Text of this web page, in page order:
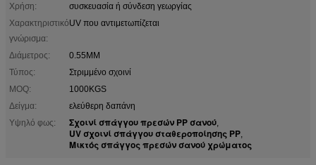
Χρήση:
συσκευασία ή σύνδεση γεωργίας
Χαρακτηριστικό
γνώρισμα:
UV που αντιμετωπίζεται
Διάμετρος:
0.55MM
Τύπος:
Στριμμένο σχοινί
MOQ:
1000KGS
Δείγμα:
ελεύθερη δαπάνη
Υψηλό φως:
Σχοινί σπάγγου πρεσών PP σανού,
UV σχοινί σπάγγου σταθεροποίησης PP,
Μικτός σπάγγος πρεσών σανού χρώματος